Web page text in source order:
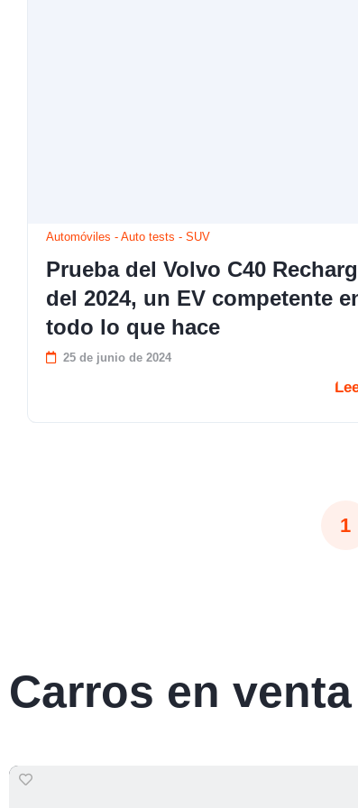
Automóviles - Auto tests - SUV
Prueba del Volvo C40
del 2024, un EV competente
todo lo que hace
25 de junio de 2024
1
Carros en